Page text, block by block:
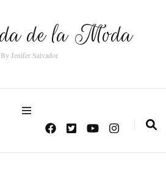
de la Moda
By Jenifer Salvador